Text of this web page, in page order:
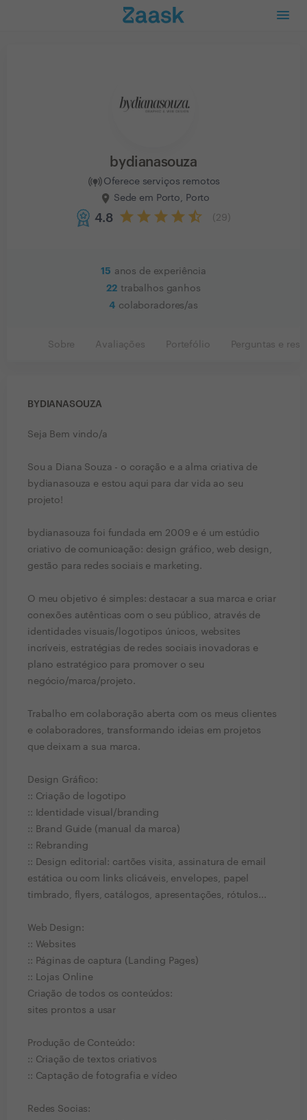
bydianasouza
Oferece serviços remotos
Sede em Porto, Porto
4.8 29
15 anos de experiência
22 trabalhos ganhos
4 colaboradores/as
Sobre Avaliações Portefólio Perguntas e
BYDIANASOUZA
Seja Bem vindo/a
Sou a Diana Souza - o coração e a alma criativa de
bydianasouza e estou aqui para dar vida ao seu
projeto!
bydianasouza foi fundada em 2009 e é um estúdio
criativo de comunicação: design gráfico, web design,
gestão para redes sociais e marketing.
O meu objetivo é simples: destacar a sua marca e criar
conexões autênticas com o seu público, através de
identidades visuais/logotipos únicos, websites
incríveis, estratégias de redes sociais inovadoras e
plano estratégico para promover o seu
negócio/marca/projeto.
Trabalho em colaboração aberta com os meus clientes
e colaboradores, transformando ideias em projetos
que deixam a sua marca.
Design Gráfico:
:: Criação de logotipo
:: Identidade visual/branding
:: Brand Guide (manual da marca)
:: Rebranding
:: Design editorial: cartões visita, assinatura de email
estática ou com links clicáveis, envelopes, papel
timbrado, flyers, catálogos, apresentações, rótulos...
Web Design:
:: Websites
:: Páginas de captura (Landing Pages)
:: Lojas Online
Criação de todos os conteúdos:
sites prontos a usar
Produção de Conteúdo:
:: Criação de textos criativos
:: Captação de fotografia e vídeo
Redes Socias: